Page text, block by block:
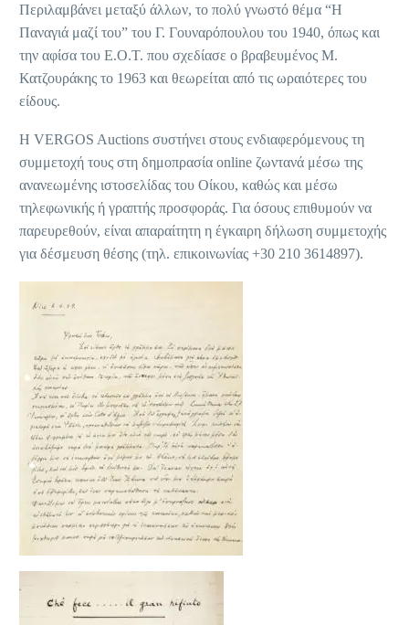
Περιλαμβάνει μεταξύ άλλων, το πολύ γνωστό θέμα “Η
Παναγιά μαζί του” του Γ. Γουναρόπουλου του 1940, όπως και
την αφίσα του Ε.Ο.Τ. που σχεδίασε ο βραβευμένος Μ.
Κατζουράκης το 1963 και θεωρείται από τις ωραιότερες του
είδους.
Η VERGOS Auctions συστήνει στους ενδιαφερόμενους τη
συμμετοχή τους στη δημοπρασία online ζωντανά μέσω της
ανανεωμένης ιστοσελίδας του Οίκου, καθώς και μέσω
τηλεφωνικής ή γραπτής προσφοράς. Για όσους επιθυμούν να
παρευρεθούν, είναι απαραίτητη η έγκαιρη δήλωση συμμετοχής
για δέσμευση θέσης (τηλ. επικοινωνίας +30 210 3614897).